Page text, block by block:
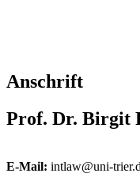
Anschrift
Prof. Dr. Birgit
E-Mail: intlaw@uni-